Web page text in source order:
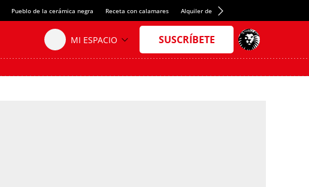
Pueblo de la cerámica negra Receta con calamares Alquiler de habitaciones en España